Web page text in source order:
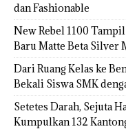
dan Fashionable
New Rebel 1100
Baru Matte Beta Silver
Dari Ruang Kelas ke
Bekali Siswa SMK
Setetes Darah, Sejuta
Kumpulkan 132